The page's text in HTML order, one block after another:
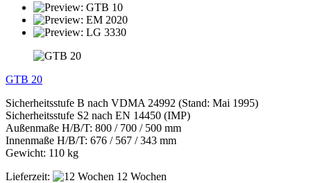
GTB 20
Sicherheitsstufe B nach VDMA 24992 (Stand: Mai 1995)
Sicherheitsstufe S2 nach EN 14450 (IMP)
Außenmaße H/B/T: 800 / 700 / 500 mm
Innenmaße H/B/T: 676 / 567 / 343 mm
Gewicht: 110 kg
Lieferzeit:
12 Wochen